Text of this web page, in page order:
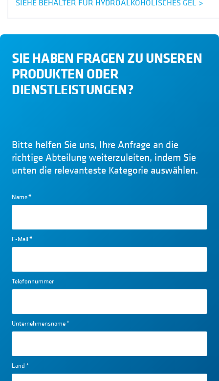
SIEHE BEHÄLTER FÜR HYDROALKOHOLISCHES GEL >
SIE HABEN FRAGEN ZU UNSEREN
PRODUKTEN ODER
DIENSTLEISTUNGEN?
Bitte helfen Sie uns, Ihre Anfrage an die
richtige Abteilung weiterzuleiten, indem Sie
unten die relevanteste Kategorie auswählen.
Name*
E-Mail*
Telefonnummer
Unternehmensname*
Land*